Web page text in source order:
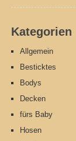
Kategorien
Allgemein
Besticktes
Bodys
Decken
fürs Baby
Hosen